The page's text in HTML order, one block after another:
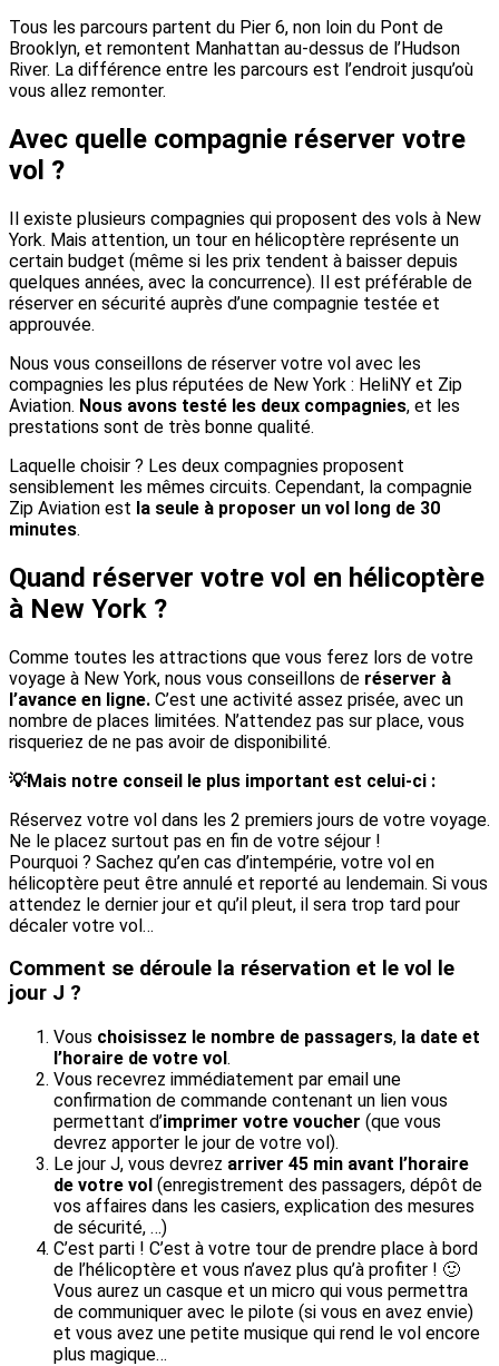
Tous les parcours partent du Pier 6, non loin du Pont de
Brooklyn, et remontent Manhattan au-dessus de l’Hudson
River. La différence entre les parcours est l’endroit jusqu’où
vous allez remonter.
Avec quelle compagnie réserver votre
vol ?
Il existe plusieurs compagnies qui proposent des vols à New
York. Mais attention, un tour en hélicoptère représente un
certain budget (même si les prix tendent à baisser depuis
quelques années, avec la concurrence). Il est préférable de
réserver en sécurité auprès d’une compagnie testée et
approuvée.
Nous vous conseillons de réserver votre vol avec les
compagnies les plus réputées de New York : HeliNY et Zip
Aviation. Nous avons testé les deux compagnies, et les
prestations sont de très bonne qualité.
Laquelle choisir ? Les deux compagnies proposent
sensiblement les mêmes circuits. Cependant, la compagnie
Zip Aviation est la seule à proposer un vol long de 30
minutes.
Quand réserver votre vol en hélicoptère
à New York ?
Comme toutes les attractions que vous ferez lors de votre
voyage à New York, nous vous conseillons de réserver à
l’avance en ligne. C’est une activité assez prisée, avec un
nombre de places limitées. N’attendez pas sur place, vous
risqueriez de ne pas avoir de disponibilité.
💡Mais notre conseil le plus important est celui-ci :
Réservez votre vol dans les 2 premiers jours de votre voyage.
Ne le placez surtout pas en fin de votre séjour !
Pourquoi ? Sachez qu’en cas d’intempérie, votre vol en
hélicoptère peut être annulé et reporté au lendemain. Si vous
attendez le dernier jour et qu’il pleut, il sera trop tard pour
décaler votre vol…
Comment se déroule la réservation et le vol le
jour J ?
Vous choisissez le nombre de passagers, la date et
l’horaire de votre vol.
Vous recevrez immédiatement par email une
confirmation de commande contenant un lien vous
permettant d’imprimer votre voucher (que vous
devrez apporter le jour de votre vol).
Le jour J, vous devrez arriver 45 min avant l’horaire
de votre vol (enregistrement des passagers, dépôt de
vos affaires dans les casiers, explication des mesures
de sécurité, …)
C’est parti ! C’est à votre tour de prendre place à bord
de l’hélicoptère et vous n’avez plus qu’à profiter ! 🙂
Vous aurez un casque et un micro qui vous permettra
de communiquer avec le pilote (si vous en avez envie)
et vous avez une petite musique qui rend le vol encore
plus magique…